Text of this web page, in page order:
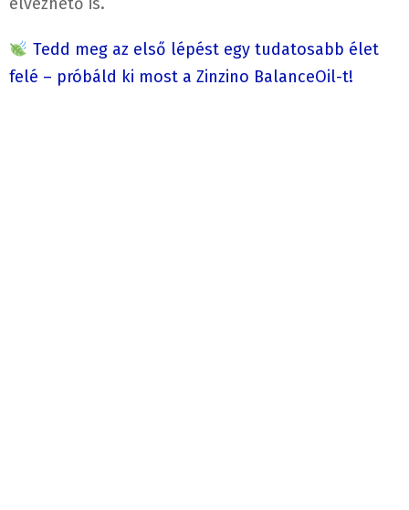
Tedd meg az első lépést egy tudatosabb élet
felé – próbáld ki most a Zinzino BalanceOil-t!